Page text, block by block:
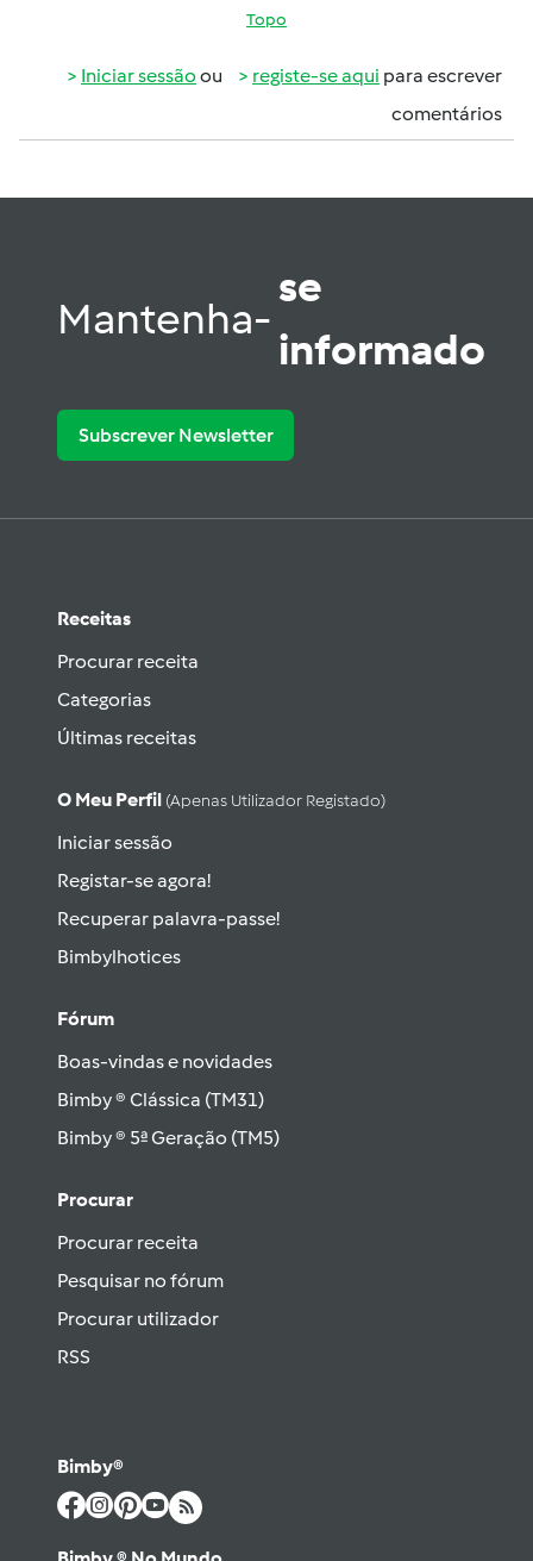
Topo
Iniciar sessão ou registe-se aqui para escrever
comentários
Mantenha-
se
informado
Subscrever Newsletter
Receitas
Procurar receita
Categorias
Últimas receitas
O Meu Perfil (apenas Utilizador Registado)
Iniciar sessão
Registar-se agora!
Recuperar palavra-passe!
Bimbylhotices
Fórum
Boas-vindas e novidades
Bimby ® Clássica (TM31)
Bimby ® 5ª Geração (TM5)
Procurar
Procurar receita
Pesquisar no fórum
Procurar utilizador
RSS
Bimby®